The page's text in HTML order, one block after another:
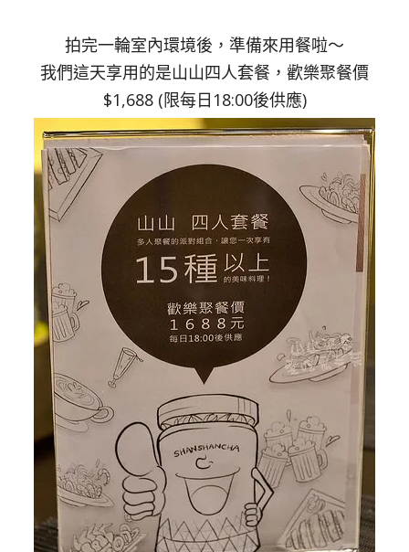
拍完一輪室內環境後，準備來用餐啦～
我們這天享用的是山山四人套餐，歡樂聚餐價
$1,688 (限每日18:00後供應)